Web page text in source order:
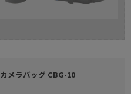
カメラバッグ CBG-10